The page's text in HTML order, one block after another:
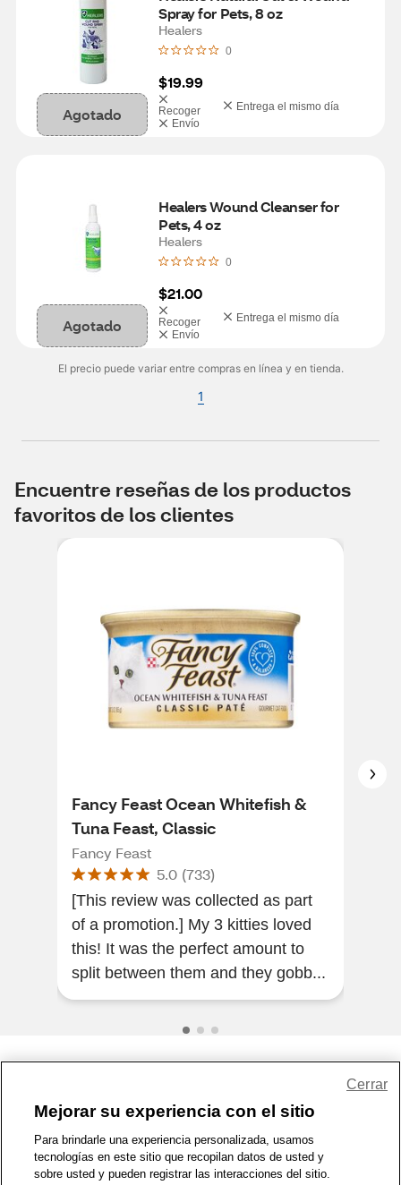
Agotado
Spray for Pets, 8 oz
Healers
0
$19.99
Recoger
Entrega el mismo día
Envío
Agotado
Healers Wound Cleanser for
Pets, 4 oz
Healers
0
$21.00
Recoger
Entrega el mismo día
Envío
El precio puede variar entre compras en línea y en tienda.
1
Encuentre reseñas de los productos
favoritos de los clientes
Fancy Feast Ocean Whitefish &
Tuna Feast, Classic
Fancy Feast
5.0 (733)
[This review was collected as part
of a promotion.] My 3 kitties loved
this! It was the perfect amount to
split between them and they gobb...
1-800-679-9691 | Contáctenos | Términos de Uso | Accesibilidad
Política de Privacidad | WA Privacy Policy | Mapa del sitio
Zona de Bienestar | © 1999 - 2026 CVS.com
Mejorar su experiencia con el sitio
Para brindarle una experiencia personalizada, usamos
tecnologías en este sitio que recopilan datos de usted y
sobre usted y pueden registrar las interacciones del sitio.
Cerrar